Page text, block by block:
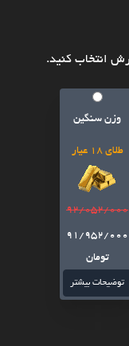
انتخاب کنید.
وزن سنگین
طلای 18 عیار
92/052/000
91/952/000
تومان
توضیحات بیشتر